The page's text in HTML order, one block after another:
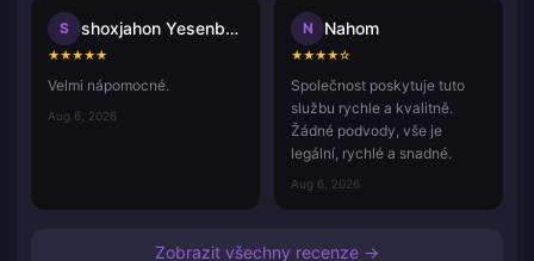
S shoxjahon Yesenboyev
★★★★★
Velmi nápomocné.
Aug 6, 2026
N Nahom
★★★★☆
Společnost poskytuje tuto
službu rychle a kvalitně.
Žádné podvody, vše je
legální, rychlé a snadné.
Aug 6, 2026
Zobrazit všechny recenze →